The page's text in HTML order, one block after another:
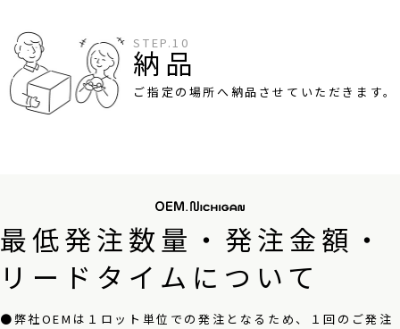
STEP.10
納品
ご指定の場所へ納品させていただきます。
最低発注数量・発注金額・
リードタイムについて
●弊社OEMは１ロット単位での発注となるため、１回のご発注